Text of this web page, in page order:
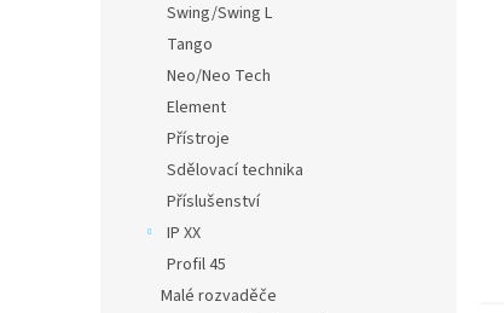
Swing/Swing L
Tango
Neo/Neo Tech
Element
Přístroje
Sdělovací technika
Příslušenství
IP XX
Profil 45
Malé rozvaděče